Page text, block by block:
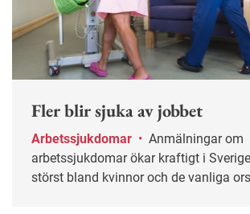
Fler blir sjuka av jobbet
Arbetssjukdomar •
arbetssjukdomar ökar kraftigt i
störst bland kvinnor och de vanliga